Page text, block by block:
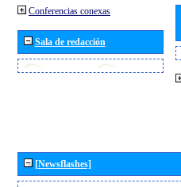
Conferencias conexas
Sala de redacción
[Newsflashes]